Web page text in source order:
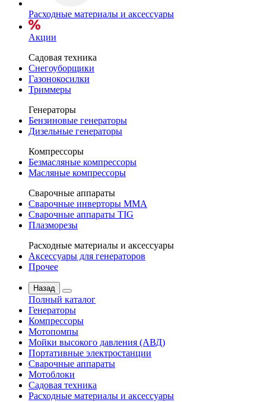
Расходные материалы и аксессуары
Акции
Садовая техника
Снегоуборщики
Газонокосилки
Триммеры
Генераторы
Бензиновые генераторы
Дизельные генераторы
Компрессоры
Безмасляные компрессоры
Масляные компрессоры
Сварочные аппараты
Сварочные инверторы MMA
Сварочные аппараты TIG
Плазморезы
Расходные материалы и аксессуары
Аксессуары для генераторов
Прочее
Назад
Полный каталог
Генераторы
Компрессоры
Мотопомпы
Мойки высокого давления (АВД)
Портативные электростанции
Сварочные аппараты
Мотоблоки
Садовая техника
Расходные материалы и аксессуары